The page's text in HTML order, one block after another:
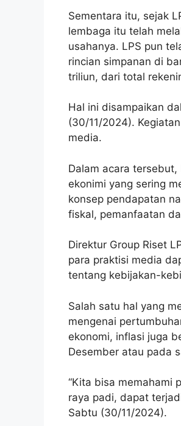
Sementara itu, sejak
lembaga itu telah
usahanya. LPS pun
rincian simpanan di
triliun, dari total
Hal ini disampaikan
(30/11/2024).
media.
Dalam acara
ekonimi yang sering
konsep pendapatan
fiskal, pemanfaatan
Direktur Group Riset
para praktisi media
tentang kebijakan-
Salah satu hal yang
mengenai
ekonomi, inflasi juga
Desember atau pada
“Kita bisa memahami
raya padi, dapat
Sabtu (30/11/2024).